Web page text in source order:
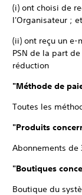
(i) ont choisi de
l'Organisateur ; et
(ii) ont reçu un e-
PSN de la part
réduction
"Méthode de
Toutes les
"Produits
Abonnements de
"Boutiques
Boutique du